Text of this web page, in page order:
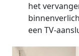
het
een TV-